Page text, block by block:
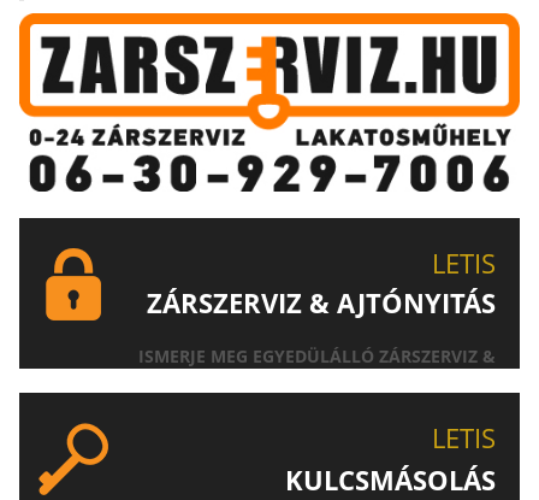
LETIS
ZÁRSZERVIZ & AJTÓNYITÁS
ISMERJE MEG EGYEDÜLÁLLÓ ZÁRSZERVIZ &
LETIS
KULCSMÁSOLÁS